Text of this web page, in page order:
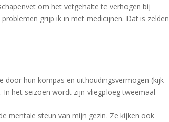
om het vetgehalte te verhogen bij
grijp ik in met medicijnen. Dat is zelden
door hun kompas en uithoudingsvermogen (kijk
het seizoen wordt zijn vliegploeg tweemaal
mentale steun van mijn gezin. Ze kijken ook